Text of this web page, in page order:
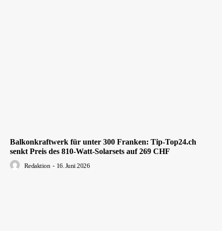
Balkonkraftwerk für unter 300 Franken: Tip-Top24.ch
senkt Preis des 810-Watt-Solarsets auf 269 CHF
Redaktion - 16. Juni 2026